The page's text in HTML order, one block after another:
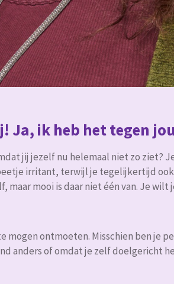
Ja, ik heb het tegen
jij jezelf nu helemaal niet zo ziet?
irritant, terwijl je tegelijkertijd
maar mooi is daar niet één van. Je
mogen ontmoeten. Misschien ben
anders of omdat je zelf doelgericht